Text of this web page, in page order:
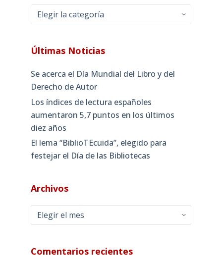
Categorías
Últimas Noticias
Se acerca el Día Mundial del Libro y del
Derecho de Autor
Los índices de lectura españoles
aumentaron 5,7 puntos en los últimos
diez años
El lema “BiblioTEcuida”, elegido para
festejar el Día de las Bibliotecas
Archivos
Archivos
Comentarios recientes